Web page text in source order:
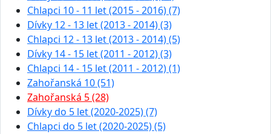
Chlapci 10 - 11 let (2015 - 2016) (7)
Dívky 12 - 13 let (2013 - 2014) (3)
Chlapci 12 - 13 let (2013 - 2014) (5)
Dívky 14 - 15 let (2011 - 2012) (3)
Chlapci 14 - 15 let (2011 - 2012) (1)
Zahořanská 10 (51)
Zahořanská 5 (28)
Dívky do 5 let (2020-2025) (7)
Chlapci do 5 let (2020-2025) (5)